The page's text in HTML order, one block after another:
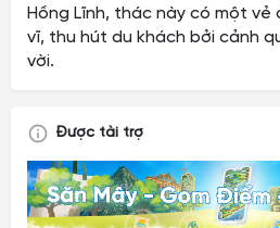
Hồng Lĩnh, thác này có một
vĩ, thu hút du khách bởi cảnh
vời.
Được tài trợ